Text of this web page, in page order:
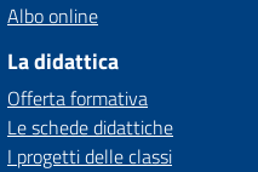
Albo online
La didattica
Offerta formativa
Le schede didattiche
I progetti delle classi